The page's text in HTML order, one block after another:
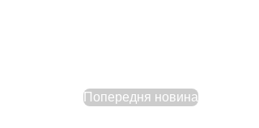
Попередня новина